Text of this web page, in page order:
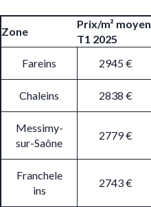
Zone
Prix/m² moyen
T1 2025
Fareins
2945 €
Chaleins 2838 €
Messimy-
sur-Saône
2779 €
Franchele
ins
2743 €